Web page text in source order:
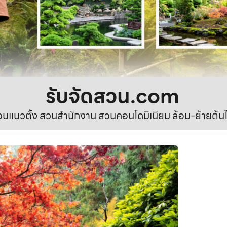
รับจัดสวน.com
แนวตั้ง สวนสำนักงาน สวนคอนโดมิเนียม ล้อม-ย้ายต้น